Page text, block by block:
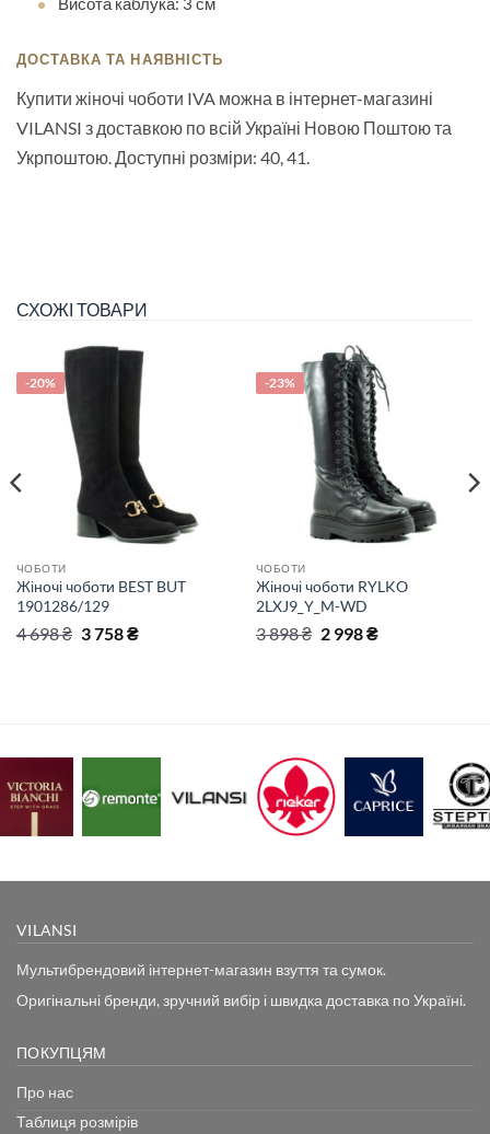
ДОСТАВКА ТА НАЯВНІСТЬ
Купити жіночі чоботи IVA можна в інтернет-магазині
VILANSI з доставкою по всій Україні Новою Поштою та
Укрпоштою. Доступні розміри: 40, 41.
СХОЖІ ТОВАРИ
-20%
ЧОБОТИ
Жіночі чоботи BEST BUT
1901286/129
4 698₴ Оригінальна
3 758₴Поточна
-23%
ЧОБОТИ
Жіночі чоботи RYLKO
2LXJ9_Y_M-WD
3 898₴ Оригінальна
2 998₴Поточна
VILANSI
Мультибрендовий інтернет-магазин взуття та сумок.
Оригінальні бренди, зручний вибір і швидка доставка по Україні.
ПОКУПЦЯМ
Про нас
Таблиця розмірів